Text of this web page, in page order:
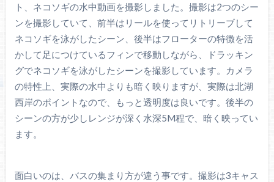
ト、ネコソギの水中動画を撮影しました。撮影は2つのシー
ンを撮影していて、前半はリールを使ってリトリーブして
ネコソギを泳がしたシーン、後半はフローターの特徴を活
かして足につけているフィンで移動しながら、ドラッキン
グでネコソギを泳がしたシーンを撮影しています。カメラ
の特性上、実際の水中よりも暗く映りますが、実際は北湖
西岸のポイントなので、もっと透明度は良いです。後半の
シーンの方が少しレンジが深く水深5M程で、暗く映ってい
ます。
面白いのは、バスの集まり方が違う事です。撮影は3キャス